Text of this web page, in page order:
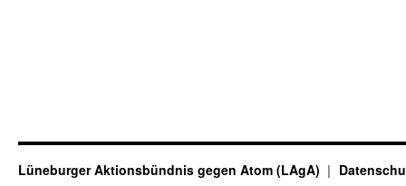
Lüneburger Aktionsbündnis gegen Atom (LAgA)